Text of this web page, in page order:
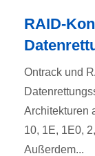
RAID-
Ontrack und
Architekturen
10, 1E, 1E0,
Außerdem...